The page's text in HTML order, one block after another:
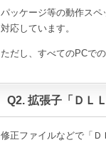
パッケージ等の動作ス
対応しています。
ただし、すべてのPCで
Q2. 拡張子「ＤＬ
修正ファイルなどで「